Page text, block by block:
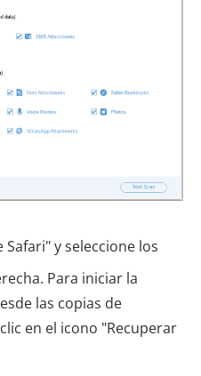
y seleccione los
Para iniciar la
las copias de
en el icono "Recuperar